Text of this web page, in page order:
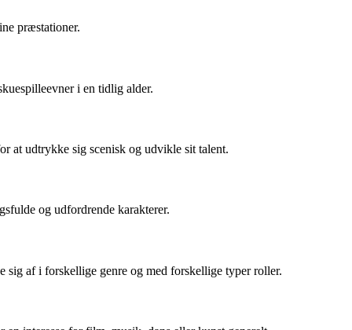
præstationer.
i en tidlig alder.
at udtrykke sig scenisk og udvikle sit talent.
og udfordrende karakterer.
sig af i forskellige genre og med forskellige typer roller.